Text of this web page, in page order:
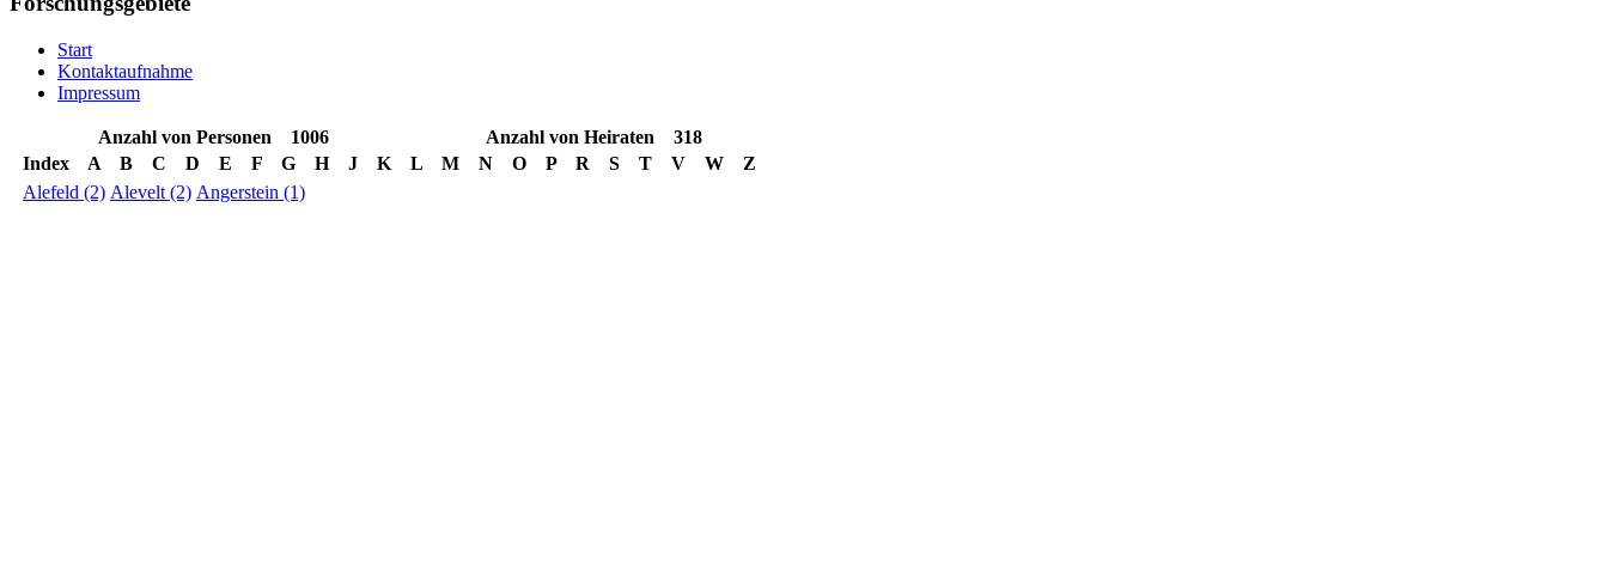
Start
Kontaktaufnahme
Impressum
Anzahl von Personen 1006 Anzahl von Heiraten
318
Index A B C D E F G H J K L M N O P R S T V W
Z
Alefeld (2) Alevelt (2) Angerstein (1)